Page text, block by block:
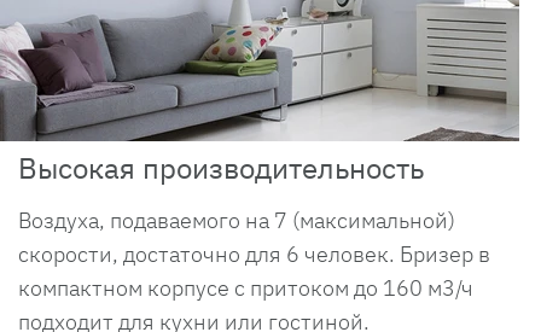
Высокая производительность
Воздуха, подаваемого на 7 (максимальной)
скорости, достаточно для 6 человек. Бризер в
компактном корпусе с притоком до 160 м3/ч
подходит для кухни или гостиной.